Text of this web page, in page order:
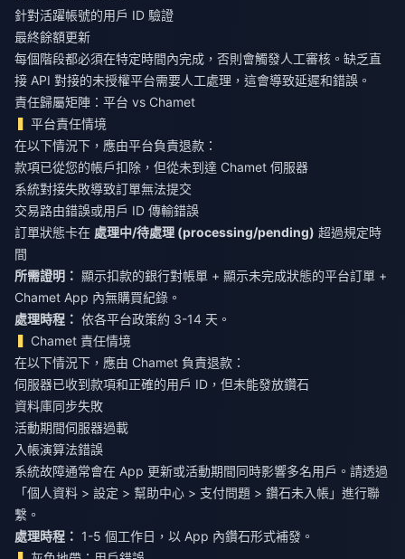
針對活躍帳號的用戶 ID 驗證
最終餘額更新
每個階段都必須在特定時間內完成，否則會觸發人工審核。缺乏直
接 API 對接的未授權平台需要人工處理，這會導致延遲和錯誤。
責任歸屬矩陣：平台 vs Chamet
平台責任情境
在以下情況下，應由平台負責退款：
款項已從您的帳戶扣除，但從未到達 Chamet 伺服器
系統對接失敗導致訂單無法提交
交易路由錯誤或用戶 ID 傳輸錯誤
訂單狀態卡在 處理中/待處理 (processing/pending) 超過規定時
間
所需證明： 顯示扣款的銀行對帳單 + 顯示未完成狀態的平台訂單 +
Chamet App 內無購買紀錄。
處理時程： 依各平台政策約 3-14 天。
Chamet 責任情境
在以下情況下，應由 Chamet 負責退款：
伺服器已收到款項和正確的用戶 ID，但未能發放鑽石
資料庫同步失敗
活動期間伺服器過載
入帳演算法錯誤
系統故障通常會在 App 更新或活動期間同時影響多名用戶。請透過
「個人資料 > 設定 > 幫助中心 > 支付問題 > 鑽石未入帳」進行聯
繫。
處理時程： 1-5 個工作日，以 App 內鑽石形式補發。